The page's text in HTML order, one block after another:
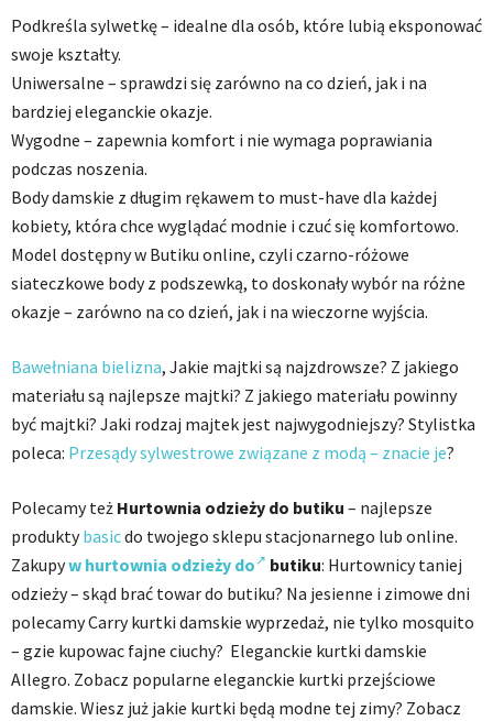
Podkreśla sylwetkę – idealne dla osób, które lubią eksponować
swoje kształty.
Uniwersalne – sprawdzi się zarówno na co dzień, jak i na
bardziej eleganckie okazje.
Wygodne – zapewnia komfort i nie wymaga poprawiania
podczas noszenia.
Body damskie z długim rękawem to must-have dla każdej
kobiety, która chce wyglądać modnie i czuć się komfortowo.
Model dostępny w Butiku online, czyli czarno-różowe
siateczkowe body z podszewką, to doskonały wybór na różne
okazje – zarówno na co dzień, jak i na wieczorne wyjścia.
Bawełniana bielizna, Jakie majtki są najzdrowsze? Z jakiego
materiału są najlepsze majtki? Z jakiego materiału powinny
być majtki? Jaki rodzaj majtek jest najwygodniejszy? Stylistka
poleca: Przesądy sylwestrowe związane z modą – znacie je?
Polecamy też Hurtownia odzieży do butiku – najlepsze
produktybasicdo twojego sklepu stacjonarnego lub online.
Zakupyw hurtownia odzieży do butiku: Hurtownicy taniej
odzieży – skąd brać towar do butiku? Na jesienne i zimowe dni
polecamy Carry kurtki damskie wyprzedaż, nie tylko mosquito
– gzie kupowac fajne ciuchy? Eleganckie kurtki damskie
Allegro. Zobacz popularne eleganckie kurtki przejściowe
damskie. Wiesz już jakie kurtki będą modne tej zimy? Zobacz